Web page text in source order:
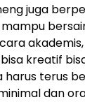
juga
kreatif
harus terus
dan